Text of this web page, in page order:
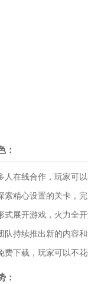
：
人在线合作，玩家可
索精心设置的关卡，
式展开游戏，火力全
队持续推出新的内容
费下载，玩家可以不
：